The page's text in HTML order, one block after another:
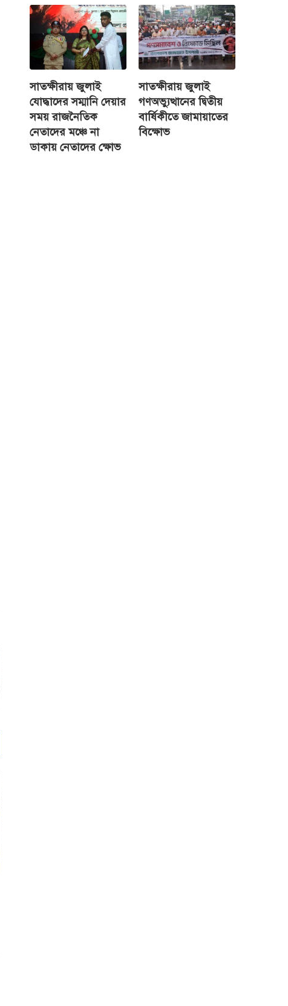
সাতক্ষীরায় জুলাই
যোদ্ধাদের সম্মানি দেয়ার
সময় রাজনৈতিক
নেতাদের মঞ্চে না
ডাকায় নেতাদের ক্ষোভ
সাতক্ষীরায় জুলাই
গণঅভ্যুত্থানের দ্বিতীয়
বার্ষিকীতে জামায়াতের
বিক্ষোভ